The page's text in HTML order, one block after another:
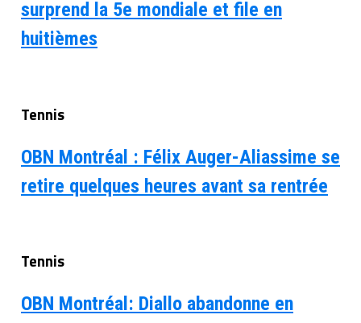
surprend la 5e mondiale et file en
huitièmes
Tennis
OBN Montréal : Félix Auger-Aliassime se
retire quelques heures avant sa rentrée
Tennis
OBN Montréal: Diallo abandonne en